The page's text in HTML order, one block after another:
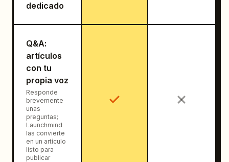
dedicado
Q&A:
artículos
con tu
propia voz
Responde
brevemente
unas
preguntas;
Launchmind
las convierte
en un artículo
listo para
publicar